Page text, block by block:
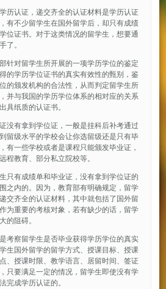
历认证，递交齐全的认证材料是学历认证
有不少留学生在国外留学后，却只有成绩
位证书。对于这类情况的留学生，想要通
了。
针对留学生所开展的一项学历学位的鉴定
的学历学位证书的真实有效性的甄别，鉴
的颁发机构的合法性，从而判定留学生所
并与我国的学历学位体系的相对应的关系
具纸质的认证书。
没有拿到学位证，一般是挂科后补考通过
留级水平的学校会让你选留级还是只有毕
有一些学校或者是课程只能颁发毕业证，
程教育、部分私立院校等。
只有成绩单和毕业证，没有拿到学位证的
之内的。因为，教育部有明确规定，留学
交齐全的认证材料，其中就包括了国外留
为重要的考核对象，若有缺少的话，留学
的阻碍。
考察留学生是否毕业获得学历学位的真实
生国外留学的留学方式、授课目标、授课
、授课时限、教学语言、居留时间、签证
只要满足一定的情况，留学生即使没有学
完成学历认证的。